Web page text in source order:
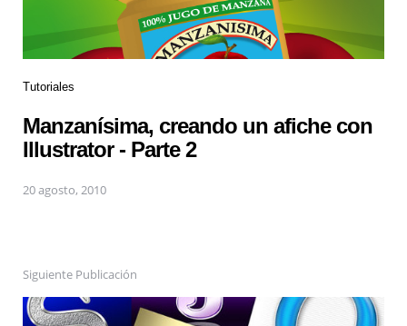
Tutoriales
Manzanísima, creando un afiche con
Illustrator - Parte 2
20 agosto, 2010
Siguiente Publicación